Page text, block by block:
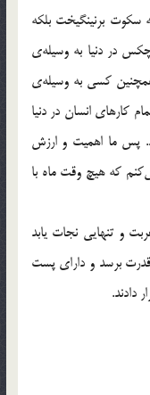
سکوت برنینگیخت بلکه
در دنیا به وسیله‌ی
کسی به وسیله‌ی
کارهای انسان در دنیا
پس ما اهمیت و ارزش
که هیچ وقت ماه با
و تنهایی نجات یابد
برسد و دارای پست
دادند.